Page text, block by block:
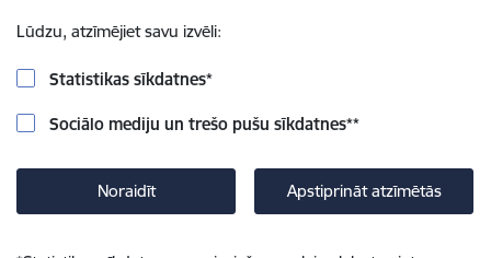
Lūdzu, atzīmējiet savu izvēli:
Statistikas sīkdatnes*
Sociālo mediju un trešo pušu sīkdatnes**
Noraidīt Apstiprināt atzīmētās